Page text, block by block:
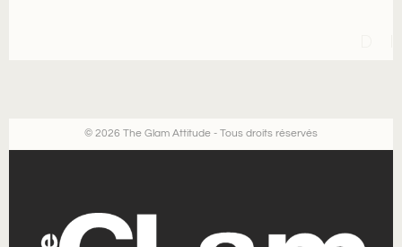
© 2026 The Glam Attitude - Tous droits réservés